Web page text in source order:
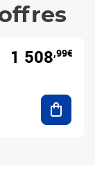
1 508,99€